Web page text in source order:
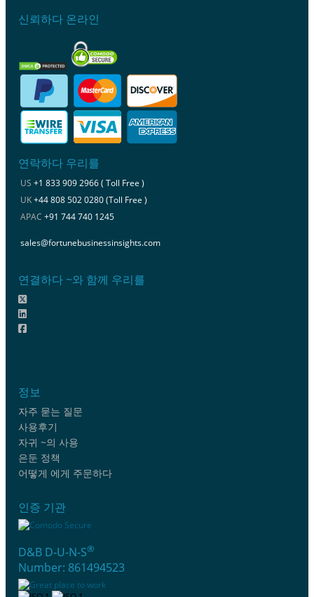
신뢰하다 온라인
연락하다 우리를
US +1 833 909 2966 ( Toll Free )
UK+44 808 502 0280 (Toll Free )
APAC +91 744 740 1245
sales@fortunebusinessinsights.com
연결하다 ~와 함께 우리를
정보
자주 묻는 질문
사용후기
자귀 ~의 사용
은둔 정책
어떻게 에게 주문하다
인증 기관
D&B D-U-N-S®
Number: 861494523